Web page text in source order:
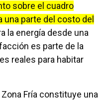
sobre el cuadro
parte del costo del
la energía desde una
es parte de la
reales para habitar
Fría constituye una